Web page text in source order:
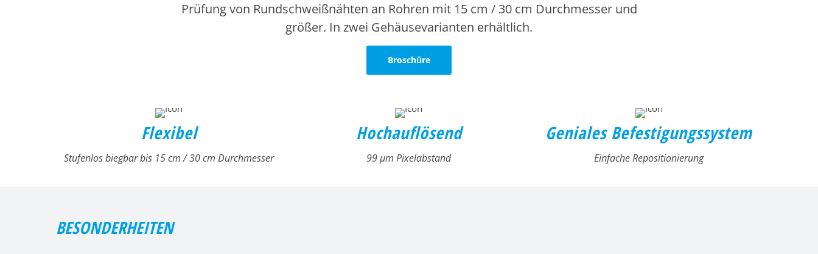
Prüfung von Rundschweißnähten an Rohren mit 15 cm / 30 cm Durchmesser und
größer. In zwei Gehäusevarianten erhältlich.
Broschüre
Flexibel
Stufenlos biegbar bis 15 cm / 30 cm Durchmesser
Hochauflösend
99 μm Pixelabstand
Geniales Befestigungssystem
Einfache Repositionierung
BESONDERHEITEN